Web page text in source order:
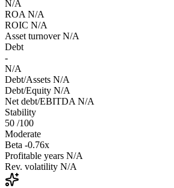
N/A
ROA N/A
ROIC N/A
Asset turnover N/A
Debt
-
N/A
Debt/Assets N/A
Debt/Equity N/A
Net debt/EBITDA N/A
Stability
50 /100
Moderate
Beta -0.76x
Profitable years N/A
Rev. volatility N/A